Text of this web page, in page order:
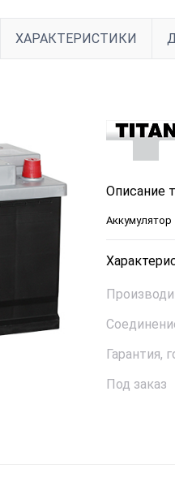
ХАРАКТЕРИСТИКИ
Описание
Аккумулятор
Гарантия,
Под заказ